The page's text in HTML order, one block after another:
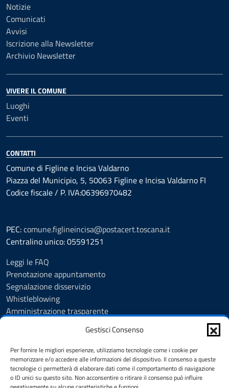
Gestisci Consenso
Per fornire le migliori esperienze, utilizziamo tecnologie come i cookie per
memorizzare e/o accedere alle informazioni del dispositivo. Il consenso a queste
tecnologie ci permetterà di elaborare dati come il comportamento di navigazione
o ID unici su questo sito. Non acconsentire o ritirare il consenso può influire
Notizie
Comunicati
Avvisi
Iscrizione alla Newsletter
Archivio Newsletter
VIVERE IL COMUNE
Luoghi
Eventi
CONTATTI
Comune di Figline e Incisa Valdarno
Piazza del Municipio, 5, 50063 Figline e Incisa Valdarno FI
Codice fiscale / P. IVA:06396970482
PEC:comune.figlineincisa@postacert.toscana.it
Centralino unico: 05591251
Leggi le FAQ
Prenotazione appuntamento
Segnalazione disservizio
Whistleblowing
Amministrazione trasparente
Albo Pretorio
Cookie Policy
Informativa privacy
Dichiarazione di accessibilità